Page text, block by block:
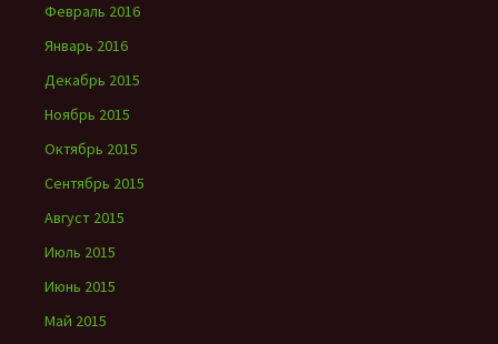
Февраль 2016
Январь 2016
Декабрь 2015
Ноябрь 2015
Октябрь 2015
Сентябрь 2015
Август 2015
Июль 2015
Июнь 2015
Май 2015